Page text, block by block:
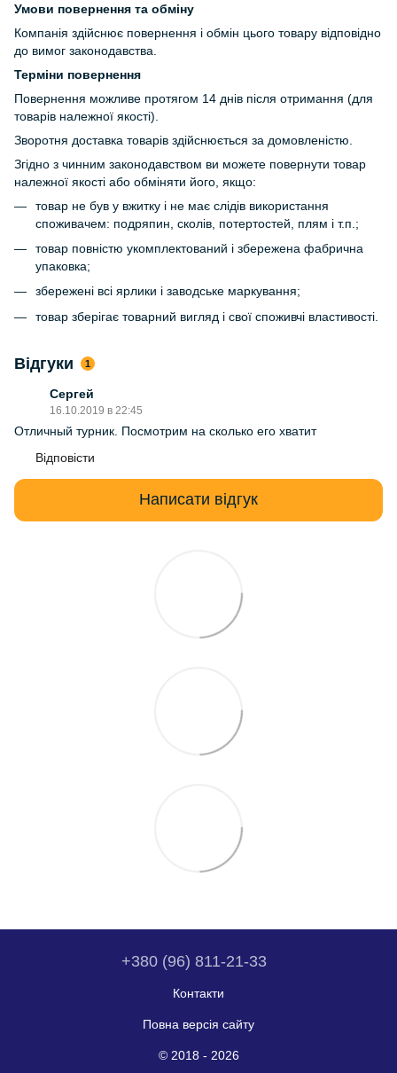
Умови повернення та обміну
Компанія здійснює повернення і обмін цього товару відповідно
до вимог законодавства.
Терміни повернення
Повернення можливе протягом 14 днів після отримання (для
товарів належної якості).
Зворотня доставка товарів здійснюється за домовленістю.
Згідно з чинним законодавством ви можете повернути товар
належної якості або обміняти його, якщо:
товар не був у вжитку і не має слідів використання
споживачем: подряпин, сколів, потертостей, плям і т.п.;
товар повністю укомплектований і збережена фабрична
упаковка;
збережені всі ярлики і заводське маркування;
товар зберігає товарний вигляд і свої споживчі властивості.
Відгуки 1
Сергей
16.10.2019 в 22:45
Отличный турник. Посмотрим на сколько его хватит
Відповісти
Написати відгук
+380 (96) 811-21-33
Контакти
Повна версія сайту
© 2018 - 2026